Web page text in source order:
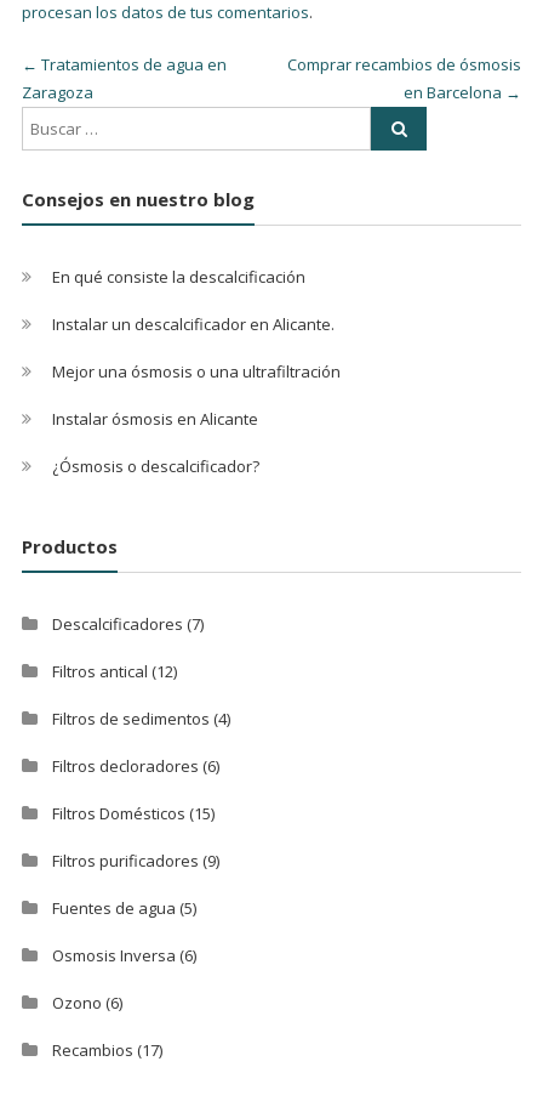
procesan los datos de tus comentarios.
← Tratamientos de agua en
Zaragoza
Comprar recambios de ósmosis
en Barcelona →
Consejos en nuestro blog
En qué consiste la descalcificación
Instalar un descalcificador en Alicante.
Mejor una ósmosis o una ultrafiltración
Instalar ósmosis en Alicante
¿Ósmosis o descalcificador?
Productos
Descalcificadores (7)
Filtros antical (12)
Filtros de sedimentos (4)
Filtros decloradores (6)
Filtros Domésticos (15)
Filtros purificadores (9)
Fuentes de agua (5)
Osmosis Inversa (6)
Ozono (6)
Recambios (17)